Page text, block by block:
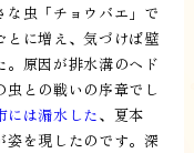
な虫「チョウバエ」で
とに増え、気づけば壁
原因が排水溝のヘド
虫との戦いの序章でし
には漏水した、夏本
を現したのです。深